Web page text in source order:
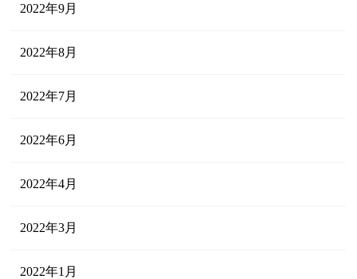
2022年9月
2022年8月
2022年7月
2022年6月
2022年4月
2022年3月
2022年1月